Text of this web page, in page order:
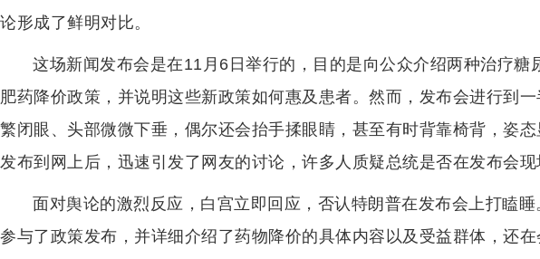
论形成了鲜明对比。
这场新闻发布会是在11月6日举行的，目的是向公众介绍两种治疗糖
肥药降价政策，并说明这些新政策如何惠及患者。然而，发布会进行到
繁闭眼、头部微微下垂，偶尔还会抬手揉眼睛，甚至有时背靠椅背，姿
发布到网上后，迅速引发了网友的讨论，许多人质疑总统是否在发布会现
面对舆论的激烈反应，白宫立即回应，否认特朗普在发布会上打瞌
参与了政策发布，并详细介绍了药物降价的具体内容以及受益群体，还